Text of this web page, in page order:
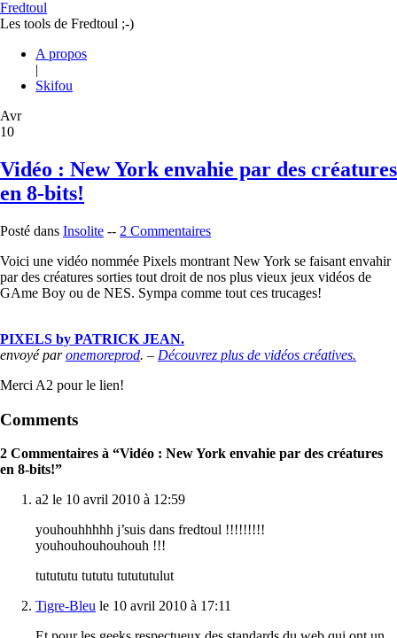
Fredtoul
Les tools de Fredtoul ;-)
A propos
|
Skifou
Avr
10
Vidéo : New York envahie par des créatures
en 8-bits!
Posté dans Insolite -- 2 Commentaires
Voici une vidéo nommée Pixels montrant New York se faisant envahir
par des créatures sorties tout droit de nos plus vieux jeux vidéos de
GAme Boy ou de NES. Sympa comme tout ces trucages!
PIXELS by PATRICK JEAN.
envoyé paronemoreprod. – Découvrez plus de vidéos créatives.
Merci A2 pour le lien!
Comments
2 Commentaires à “Vidéo : New York envahie par des créatures
en 8-bits!”
a2 le 10 avril 2010 à 12:59
youhouhhhhh j’suis dans fredtoul !!!!!!!!!
youhouhouhouhouh !!!
tutututu tututu tutututulut
Tigre-Bleu le 10 avril 2010 à 17:11